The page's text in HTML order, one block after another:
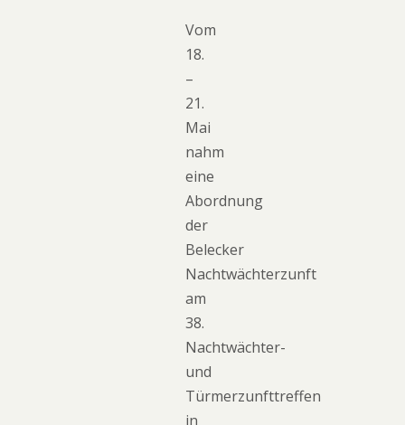
Vom
18.
–
21.
Mai
nahm
eine
Abordnung
der
Belecker
Nachtwächterzunft
am
38.
Nachtwächter-
und
Türmerzunfttreffen
in